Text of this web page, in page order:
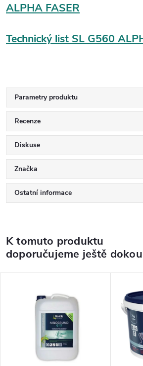
ALPHA FASER
Technický list SL G560
Parametry produktu
Recenze
Diskuse
Značka
Ostatní informace
K tomuto produktu
doporučujeme ještě